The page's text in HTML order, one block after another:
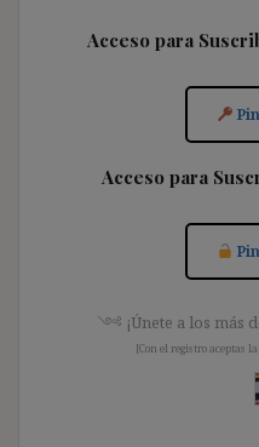
Acceso para
Acceso para
༺ ¡Únete a los más
[Con el registro aceptas la